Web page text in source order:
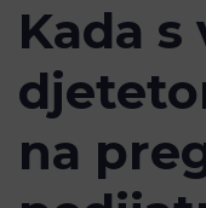
Kada
na